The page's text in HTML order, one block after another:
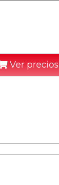
Ver